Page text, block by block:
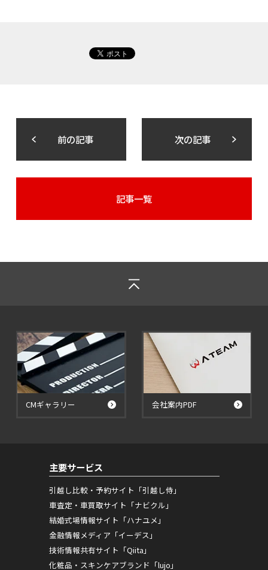
前の記事 次の記事
記事一覧
CMギャラリー 会社案内PDF
主要サービス
引越し比較・予約サイト「引越し侍」
車査定・車買取サイト「ナビクル」
結婚式場情報サイト「ハナユメ」
金融情報メディア「イーデス」
技術情報共有サイト「Qiita」
化粧品・スキンケアブランド「lujo」